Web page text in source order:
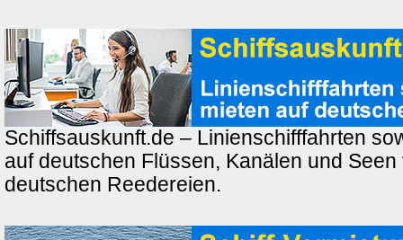
Schiffsauskunft.de – Linienschifffahrten
auf deutschen Flüssen, Kanälen und Seen
deutschen Reedereien.